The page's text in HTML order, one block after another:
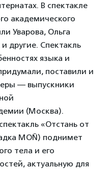
В спектакле
академического
Уварова, Ольга
другие. Спектакль
языка и
поставили и
— выпускники
(Москва).
«Отстань от
MOÑ) поднимет
тела и его
актуальную для